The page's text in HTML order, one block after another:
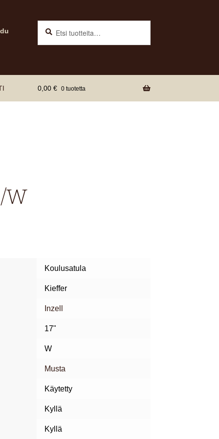
0,00 € 0 tuotetta
W
Koulusatula
Kieffer
Inzell
17"
W
Musta
Käytetty
Kyllä
Kyllä